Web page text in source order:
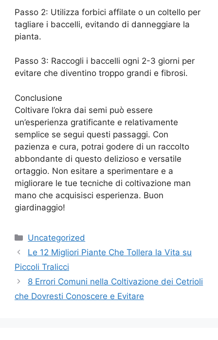
Passo 2: Utilizza forbici affilate o un coltello per
tagliare i baccelli, evitando di danneggiare la
pianta.
Passo 3: Raccogli i baccelli ogni 2-3 giorni per
evitare che diventino troppo grandi e fibrosi.
Conclusione
Coltivare l’okra dai semi può essere
un’esperienza gratificante e relativamente
semplice se segui questi passaggi. Con
pazienza e cura, potrai godere di un raccolto
abbondante di questo delizioso e versatile
ortaggio. Non esitare a sperimentare e a
migliorare le tue tecniche di coltivazione man
mano che acquisisci esperienza. Buon
giardinaggio!
Categories
Uncategorized
Le 12 Migliori Piante Che Tollera la Vita su
Piccoli Tralicci
8 Errori Comuni nella Coltivazione dei Cetrioli
che Dovresti Conoscere e Evitare